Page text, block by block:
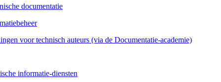
documentatie
voor technisch auteurs (via de Documentatie-academie)
informatie-diensten